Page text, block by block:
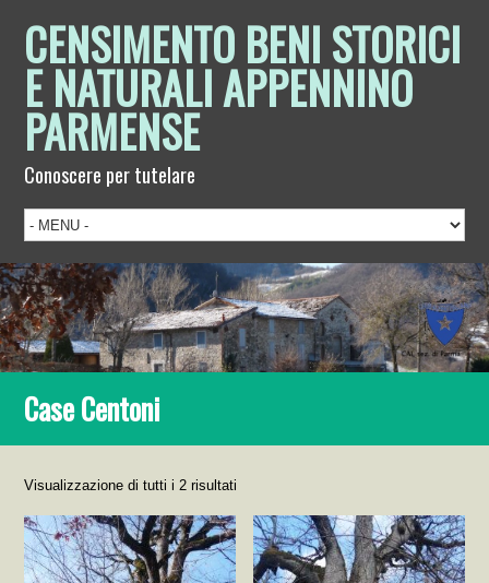
CENSIMENTO BENI STORICI
E NATURALI APPENNINO
PARMENSE
Conoscere per tutelare
Case Centoni
Visualizzazione di tutti i 2 risultati